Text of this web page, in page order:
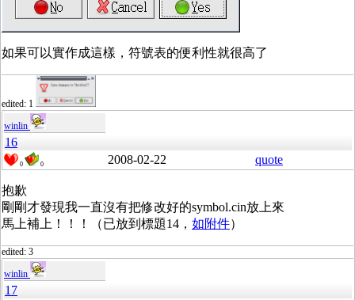
如果可以實作成這樣，符號表的便利性就很高了
edited: 1
winlin
16
0 0 2008-02-22 quote
抱歉
剛剛才發現我一直沒有把修改好的symbol.cin放上來
馬上補上！！！（已放到標題14， 如附件）
edited: 3
winlin
17